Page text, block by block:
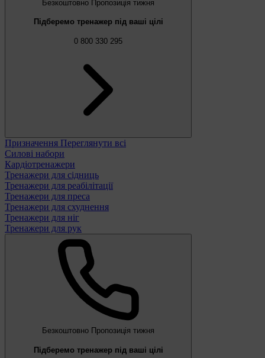
Безкоштовно Пропозиція тижня
Підберемо тренажер під ваші цілі
0 800 330 295
Призначення Переглянути всі
Силові набори
Кардіотренажери
Тренажери для сідниць
Тренажери для реабілітації
Тренажери для преса
Тренажери для схуднення
Тренажери для ніг
Тренажери для рук
Безкоштовно Пропозиція тижня
Підберемо тренажер під ваші цілі